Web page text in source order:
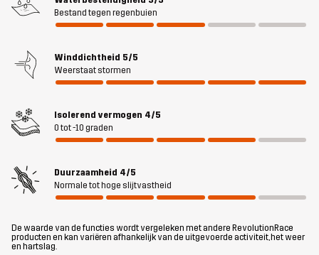
capuchon en zachte, elastische manchetten extra bescherming
bieden. Deze parka heeft verschillende praktische zakken, een
zijkant, zodat je nooit langzamer hoeft te lopen. Als je een warme
winterjas wilt die je gemakkelijk kunt aantrekken voor casual
wandelingen en andere activiteiten met een lage intensiteit, dan
vind je de Scenic Insulated Long Parka vast geweldig.
Het model is 174 cm en draagt S
Pasvorm REGULAR
Materiál 2
Bestand tegen regenbuien
Winddichtheid 5/5
Weerstaat stormen
Isolerend vermogen 4/5
0 tot -10 graden
Duurzaamheid 4/5
Normale tot hoge slijtvastheid
De waarde van de functies wordt vergeleken met andere RevolutionRace
producten en kan variëren afhankelijk van de uitgevoerde activiteit, het weer
en hartslag.